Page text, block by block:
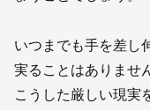
いつまでも手を差し
実ることはありませ
こうした厳しい現実